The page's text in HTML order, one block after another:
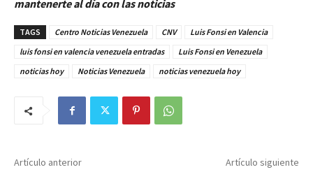
mantenerte al día con las noticias
TAGS Centro Noticias Venezuela CNV
Luis Fonsi en Valencia
luis fonsi en valencia venezuela entradas
Luis Fonsi en Venezuela
noticias hoy
Noticias Venezuela noticias venezuela hoy
Artículo anterior Artículo siguiente